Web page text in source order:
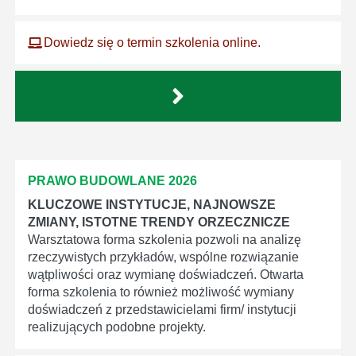
Dowiedz się o termin szkolenia online.
PRAWO BUDOWLANE 2026
KLUCZOWE INSTYTUCJE, NAJNOWSZE
ZMIANY, ISTOTNE TRENDY ORZECZNICZE
Warsztatowa forma szkolenia pozwoli na analizę
rzeczywistych przykładów, wspólne rozwiązanie
wątpliwości oraz wymianę doświadczeń. Otwarta
forma szkolenia to również możliwość wymiany
doświadczeń z przedstawicielami firm/ instytucji
realizujących podobne projekty.